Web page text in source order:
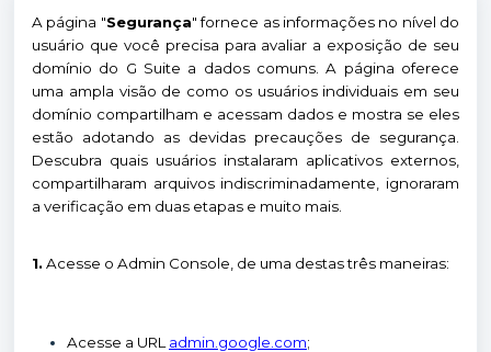
A página "Segurança" fornece as informações no nível do
usuário que você precisa para avaliar a exposição de seu
domínio do G Suite a dados comuns. A página oferece
uma ampla visão de como os usuários individuais em seu
domínio compartilham e acessam dados e mostra se eles
estão adotando as devidas precauções de segurança.
Descubra quais usuários instalaram aplicativos externos,
compartilharam arquivos indiscriminadamente, ignoraram
a verificação em duas etapas e muito mais.
1. Acesse o Admin Console, de uma destas três maneiras:
Acesse a URL admin.google.com;